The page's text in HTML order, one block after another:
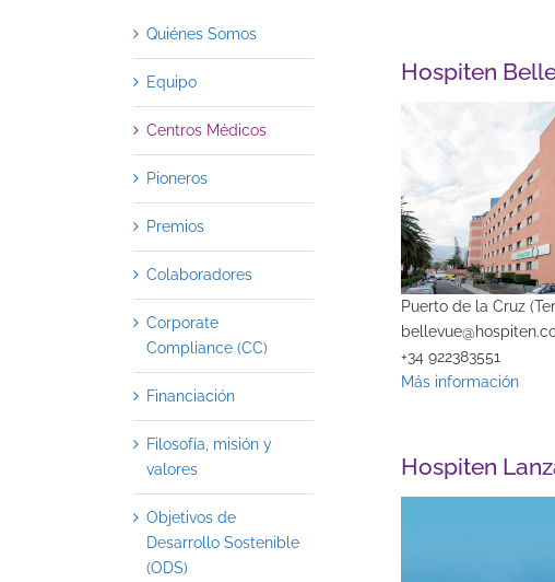
Hospiten
Puerto de la Cruz
+34 922383551
Más información
Hospiten
Quiénes Somos
Equipo
Centros Médicos
Pioneros
Premios
Colaboradores
Corporate
Compliance (CC)
Financiación
Filosofía, misión y
valores
Objetivos de
Desarrollo Sostenible
(ODS)